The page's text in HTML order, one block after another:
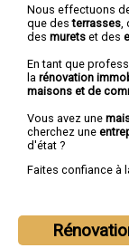
Nous effectuons
que desterrasses
des murets et des
En tant que
la rénovation
maisons et de
Vous avez une
cherchez une
d'état ?
Faites confiance à